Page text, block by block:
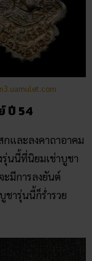
ปี 54
กและลงคาถาอาคม
รุ่นนี้ที่นิยมเช่าบูชา
มีการลงยันต์
ชารุ่นนี้ก็ร่ำรวย